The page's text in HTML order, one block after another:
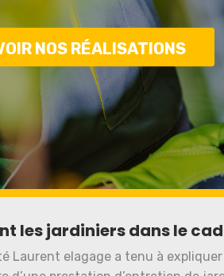
NOS RÉALISATIONS
les jardiniers dans le
Laurent elagage a tenu à